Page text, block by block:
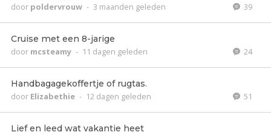
door poldervrouw - 3 maanden geleden 39
Cruise met een 8-jarige
door mcsteamy - 11 dagen geleden 24
Handbagagekoffertje of rugtas.
door Elizabethie - 12 dagen geleden 51
Lief en leed wat vakantie heet